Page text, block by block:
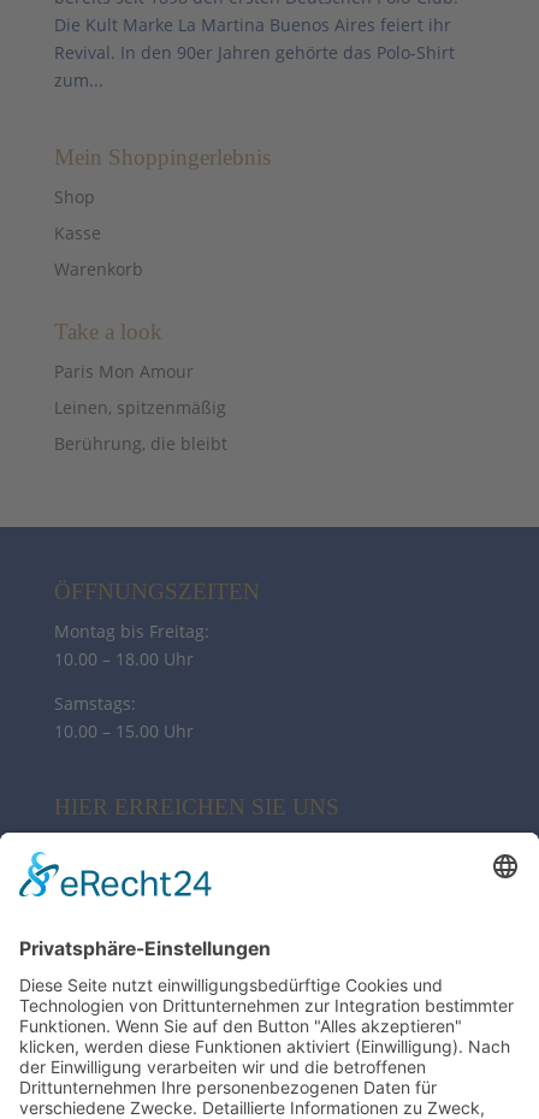
Die Kult Marke La Martina Buenos Aires feiert ihr
Revival. In den 90er Jahren gehörte das Polo-Shirt
zum...
Mein Shoppingerlebnis
Shop
Kasse
Warenkorb
Take a look
Paris Mon Amour
Leinen, spitzenmäßig
Berührung, die bleibt
ÖFFNUNGSZEITEN
Montag bis Freitag:
10.00 – 18.00 Uhr
Samstags:
10.00 – 15.00 Uhr
HIER ERREICHEN SIE UNS
Poststr. 10 | 21244 Buchholz
info@syltcollection.de
ZAHLUNG & VERSAND